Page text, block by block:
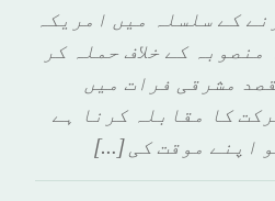
کے سلسلہ میں امریکہ
کے خلاف حملہ کر
مشرقی فرات میں
کا مقابلہ کرنا ہے
اپنے موقت کی […]